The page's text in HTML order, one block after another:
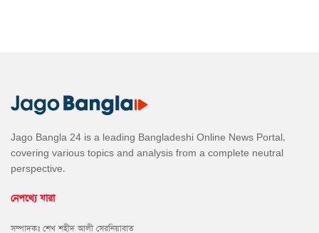
Jago Bangla 24 is a leading Bangladeshi Online News Portal,
covering various topics and analysis from a complete neutral
perspective.
নেপথ্যে যারা
সম্পাদকঃ শেখ শহীদ আলী সেরনিয়াবাত